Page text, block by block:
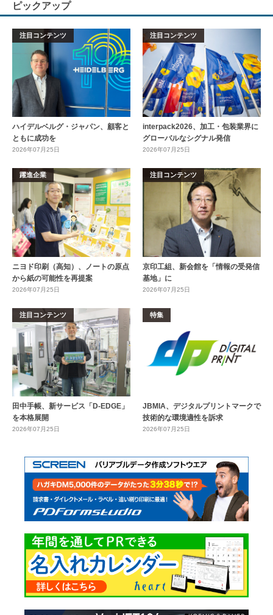
ピックアップ
注目コンテンツ
ハイデルベルグ・ジャパン、顧客と
ともに成功を
2026年07月25日
注目コンテンツ
interpack2026、加工・包装業界に
グローバルなシグナル発信
2026年07月25日
躍進企業
ニヨド印刷（高知）、ノートの原点
から紙の可能性を再提案
2026年07月25日
注目コンテンツ
京印工組、新会館を「情報の受発信
基地」に
2026年07月25日
注目コンテンツ
田中手帳、新サービス「D-EDGE」
を本格展開
2026年07月25日
特集
JBMIA、デジタルプリントマークで
技術的な環境適性を訴求
2026年07月25日